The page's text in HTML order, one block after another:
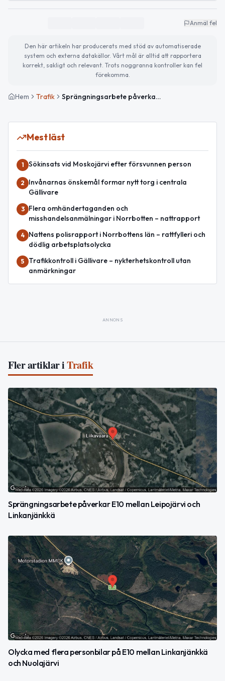
Anmäl fel
Den här artikeln har producerats med stöd av automatiserade
system och externa datakällor. Vårt mål är alltid att rapportera
korrekt, sakligt och relevant. Trots noggranna kontroller kan fel
förekomma.
Hem Trafik Sprängningsarbete påverkar E10 mellan Leipojärvi och Linkanjänkkä
Mest läst
1 Sökinsats vid Moskojärvi efter försvunnen person
2
Invånarnas önskemål formar nytt torg i centrala
Gällivare
3
Flera omhändertaganden och
misshandelsanmälningar i Norrbotten – nattrapport
4
Nattens polisrapport i Norrbottens län – rattfylleri och
dödlig arbetsplatsolycka
5
Trafikkontroll i Gällivare – nykterhetskontroll utan
anmärkningar
ANNONS
Fler artiklar iTrafik
Sprängningsarbete påverkar E10 mellan Leipojärvi och
Linkanjänkkä
Olycka med flera personbilar på E10 mellan Linkanjänkkä
och Nuolajärvi